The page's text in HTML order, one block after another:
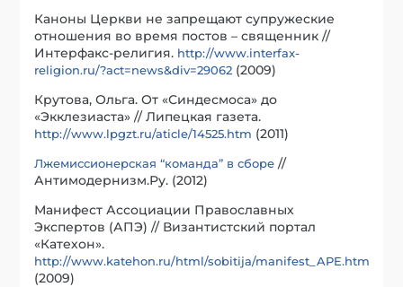
Каноны Церкви не запрещают супружеские
отношения во время постов – священник //
Интерфакс-религия. http://www.interfax-
religion.ru/?act=news&div=29062 (2009)
Крутова, Ольга. От «Синдесмоса» до
«Экклезиаста» // Липецкая газета.
http://www.lpgzt.ru/aticle/14525.htm (2011)
Лжемиссионерская “команда” в сборе //
Антимодернизм.Ру. (2012)
Манифест Ассоциации Православных
Экспертов (АПЭ) // Византистский портал
«Катехон».
http://www.katehon.ru/html/sobitija/manifest_APE.htm
(2009)